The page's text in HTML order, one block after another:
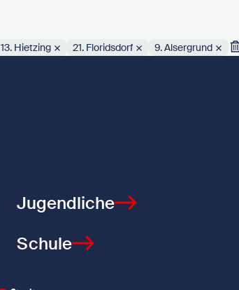
13. Hietzing 21. Floridsdorf 9. Alsergrund
Jugendliche
Schule